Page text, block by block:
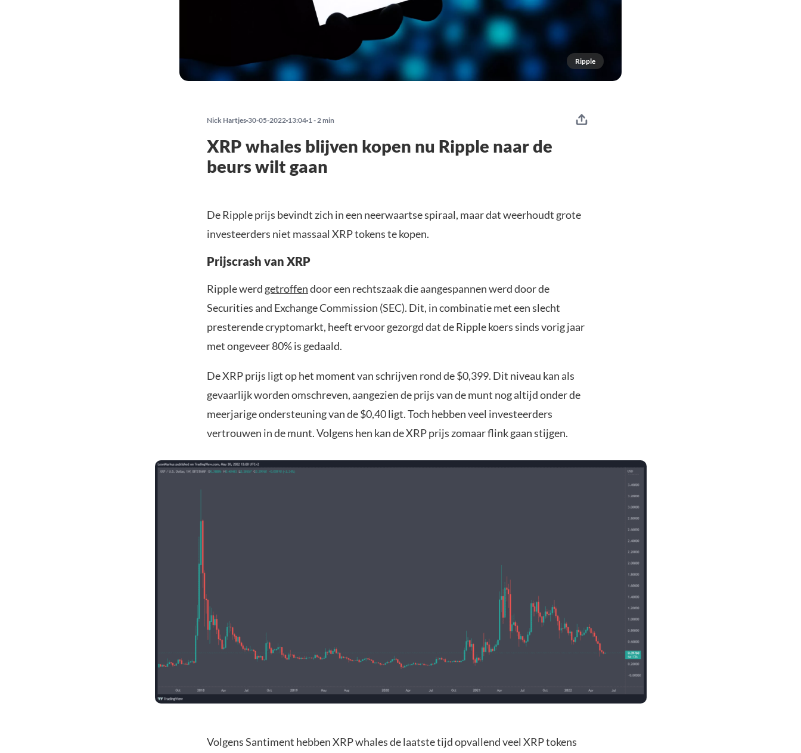
Ripple
Nick Hartjes 30-05-2022 13:04 1 - 2 min
XRP whales blijven kopen nu Ripple naar de
beurs wilt gaan
De Ripple prijs bevindt zich in een neerwaartse spiraal, maar dat weerhoudt grote
investeerders niet massaal XRP tokens te kopen.
Prijscrash van XRP
Ripple werd getroffendoor een rechtszaak die aangespannen werd door de
Securities and Exchange Commission (SEC). Dit, in combinatie met een slecht
presterende cryptomarkt, heeft ervoor gezorgd dat de Ripple koers sinds vorig jaar
met ongeveer 80% is gedaald.
De XRP prijs ligt op het moment van schrijven rond de $0,399. Dit niveau kan als
gevaarlijk worden omschreven, aangezien de prijs van de munt nog altijd onder de
meerjarige ondersteuning van de $0,40 ligt. Toch hebben veel investeerders
vertrouwen in de munt. Volgens hen kan de XRP prijs zomaar flink gaan stijgen.
Volgens Santiment hebben XRP whales de laatste tijd opvallend veel XRP tokens